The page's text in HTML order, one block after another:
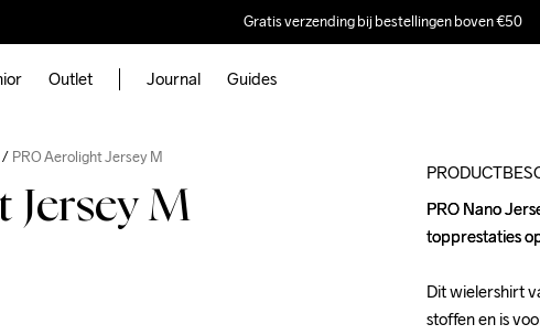
Gratis verzending bij bestellingen boven €50
Outlet Journal Guides
PRO Aerolight Jersey M
Jersey M
PRO Nano
topprestaties
Dit wielershirt
stoffen en is
PRO Nano
topprestaties
Dit wielershirt
stoffen en is